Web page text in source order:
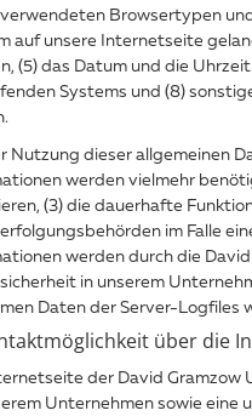
verwendeten Browsertypen
auf unsere Internetseite
(5) das Datum und die
Systems und (8)
Nutzung dieser allgemeinen
werden vielmehr
(3) die dauerhafte
im Falle
werden durch die
in unserem
Daten der Server-Logfiles
über die
der David Gramzow
Unternehmen sowie eine